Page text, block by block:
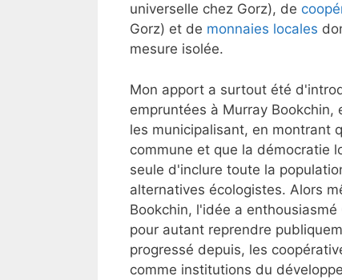
universelle chez Gorz), de
Gorz) et de monnaies locales
mesure isolée.
Mon apport a surtout été
empruntées à Murray
les municipalisant, en montrant
commune et que la démocratie
seule d'inclure toute la
alternatives écologistes. Alors
Bookchin, l'idée a
pour autant reprendre
progressé depuis, les
comme institutions du